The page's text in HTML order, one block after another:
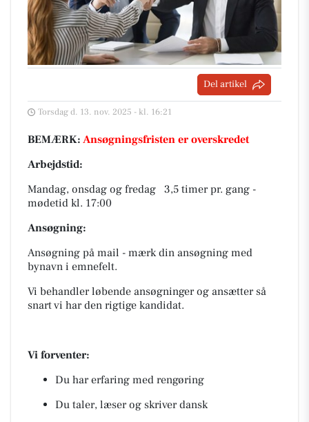
Del artikel
Torsdag d. 13. nov. 2025 - kl. 16:21
BEMÆRK: Ansøgningsfristen er overskredet
Arbejdstid:
Mandag, onsdag og fredag 3,5 timer pr. gang -
mødetid kl. 17:00
Ansøgning:
Ansøgning på mail - mærk din ansøgning med
bynavn i emnefelt.
Vi behandler løbende ansøgninger og ansætter så
snart vi har den rigtige kandidat.
Vi forventer:
Du har erfaring med rengøring
Du taler, læser og skriver dansk